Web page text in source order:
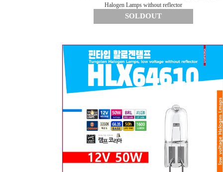
Halogen Lamps without reflector
SOLDOUT